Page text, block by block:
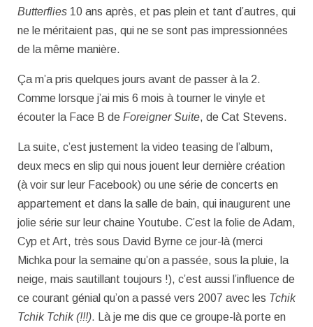
Butterflies 10 ans après, et pas plein et tant d’autres, qui
ne le méritaient pas, qui ne se sont pas impressionnées
de la même manière.
Ça m’a pris quelques jours avant de passer à la 2.
Comme lorsque j’ai mis 6 mois à tourner le vinyle et
écouter la Face B de Foreigner Suite, de Cat Stevens.
La suite, c’est justement la video teasing de l’album,
deux mecs en slip qui nous jouent leur dernière création
(à voir sur leur Facebook) ou une série de concerts en
appartement et dans la salle de bain, qui inaugurent une
jolie série sur leur chaine Youtube. C’est la folie de Adam,
Cyp et Art, très sous David Byrne ce jour-là (merci
Michka pour la semaine qu’on a passée, sous la pluie, la
neige, mais sautillant toujours !), c’est aussi l’influence de
ce courant génial qu’on a passé vers 2007 avec les Tchik
Tchik Tchik (!!!). Là je me dis que ce groupe-là porte en